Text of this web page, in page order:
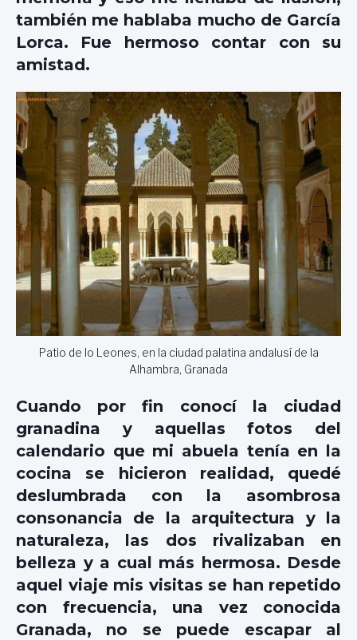
también me hablaba mucho de García
Lorca. Fue hermoso contar con su
amistad.
Patio de lo Leones, en la ciudad palatina andalusí de la
Alhambra, Granada
Cuando por fin conocí la ciudad
granadina y aquellas fotos del
calendario que mi abuela tenía en la
cocina se hicieron realidad, quedé
deslumbrada con la asombrosa
consonancia de la arquitectura y la
naturaleza, las dos rivalizaban en
belleza y a cual más hermosa. Desde
aquel viaje mis visitas se han repetido
con frecuencia, una vez conocida
Granada, no se puede escapar al